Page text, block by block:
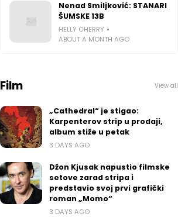
Nenad Smiljković: STANARI
ŠUMSKE 13B
HELLY CHERRY
ABOUT A MONTH AGO
Film View all
„Cathedral“ je stigao:
Karpenterov strip u prodaji,
album stiže u petak
3 DAYS AGO
Džon Kjusak napustio filmske
setove zarad stripa i
predstavio svoj prvi grafički
roman „Momo“
3 DAYS AGO